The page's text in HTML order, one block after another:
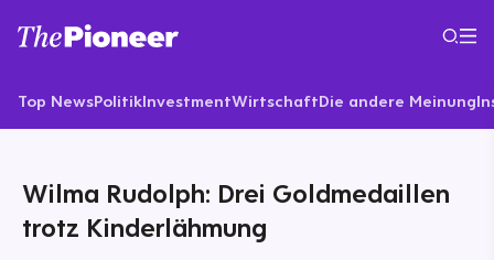
Top NewsPolitikInvestmentWirtschaftDie andere Meinung
Wilma Rudolph: Drei Goldmedaillen
trotz Kinderlähmung